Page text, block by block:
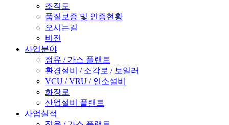
조직도
품질보증 및 인증현황
오시는길
비전
사업분야
정유 / 가스 플랜트
환경설비 / 소각로 / 보일러
VCU / VRU / 연소설비
화장로
산업설비 플랜트
사업실적